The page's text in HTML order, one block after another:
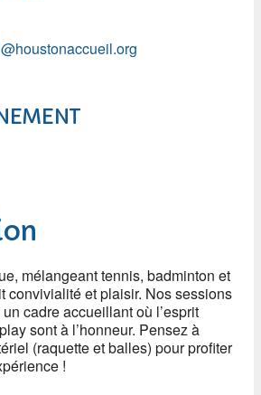
mélangeant tennis, badminton et
convivialité et plaisir. Nos sessions
cadre accueillant où l’esprit
sont à l’honneur. Pensez à
(raquette et balles) pour profiter
!